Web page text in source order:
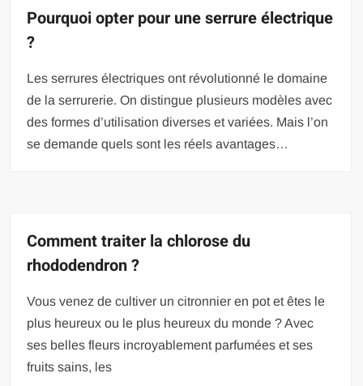
Pourquoi opter pour une serrure électrique
?
Les serrures électriques ont révolutionné le domaine
de la serrurerie. On distingue plusieurs modèles avec
des formes d’utilisation diverses et variées. Mais l’on
se demande quels sont les réels avantages…
Comment traiter la chlorose du
rhododendron ?
Vous venez de cultiver un citronnier en pot et êtes le
plus heureux ou le plus heureux du monde ? Avec
ses belles fleurs incroyablement parfumées et ses
fruits sains, les